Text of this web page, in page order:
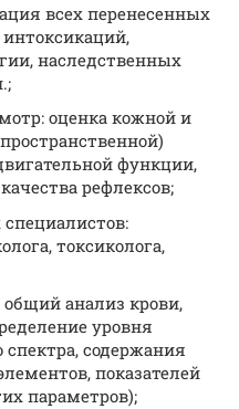
всех перенесенных
наследственных
оценка кожной и
функции,
рефлексов;
токсиколога,
анализ крови,
уровня
содержания
показателей
параметров);